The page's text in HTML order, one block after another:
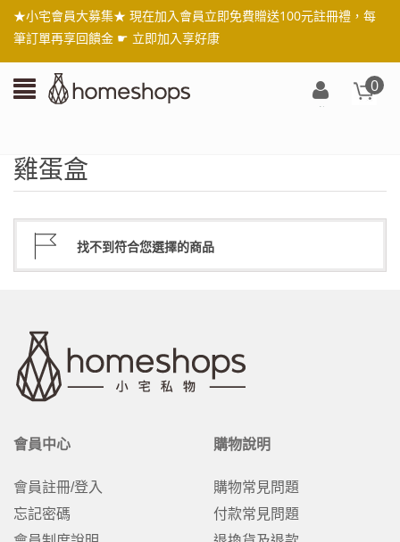
★小宅會員大募集★ 現在加入會員立即免費贈送100元註冊禮，每
筆訂單再享回饋金 ☛ 立即加入享好康
0
雞蛋盒
找不到符合您選擇的商品
會員中心
會員註冊/登入
忘記密碼
購物說明
購物常見問題
付款常見問題